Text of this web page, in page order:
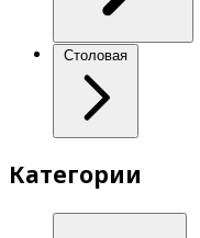
Столовая
Категории